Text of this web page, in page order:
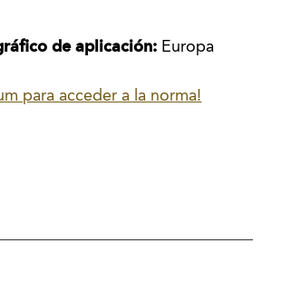
de aplicación: Europa
para acceder a la norma!